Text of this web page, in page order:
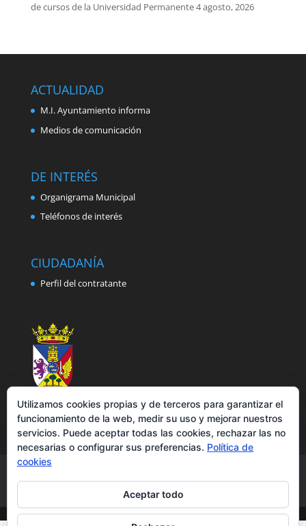
de cursos de la Universidad Permanente4 agosto, 2026
ACTUALIDAD
M.I. Ayuntamiento informa
Medios de comunicación
DE INTERÉS
Organigrama Municipal
Teléfonos de interés
CIUDADANÍA
Perfil del contratante
Política de cookies
Accesibilidad
Utilizamos cookies propias y de terceros para garantizar el
funcionamiento de la web, medir su uso y mejorar nuestros
servicios. Puede aceptar todas las cookies, rechazar las no
necesarias o configurar sus preferencias. Política de
cookies
Aceptar todo